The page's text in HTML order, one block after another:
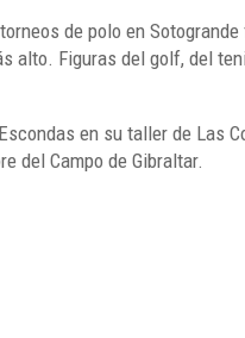
de polo en
alto. Figuras del golf, del
en su taller de Las
del Campo de Gibraltar.